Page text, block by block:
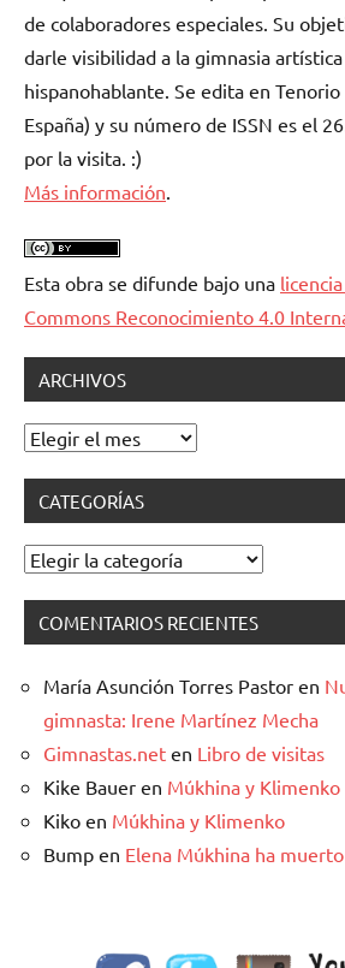
de colaboradores especiales. Su
darle visibilidad a la gimnasia
hispanohablante. Se edita en Tenorio
España) y su número de ISSN es el
por la visita. :)
Más información
Esta obra se difunde bajo una
Commons Reconocimiento 4.0
ARCHIVOS
Archivos
CATEGORÍAS
Categorías
COMENTARIOS RECIENTES
María Asunción Torres Pastor en
gimnasta: Irene Martínez Mecha
Gimnastas.net en Libro de visitas
Kike Bauer en Múkhina y Klimenko
Kiko en Múkhina y Klimenko
Bump en Elena Múkhina ha muerto